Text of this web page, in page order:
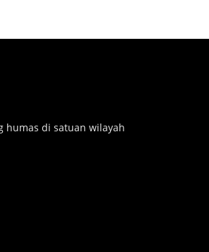
humas di satuan wilayah